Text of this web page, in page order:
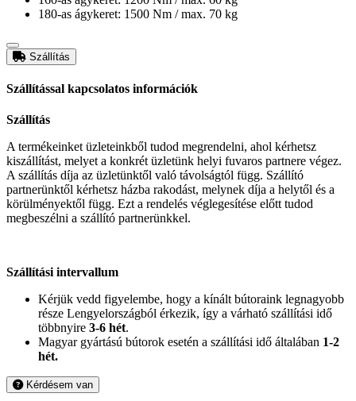
180-as ágykeret: 1500 Nm / max. 70 kg
Szállítás
Szállítással kapcsolatos információk
Szállítás
A termékeinket üzleteinkből tudod megrendelni, ahol kérhetsz
kiszállítást, melyet a konkrét üzletünk helyi fuvaros partnere végez.
A szállítás díja az üzletünktől való távolságtól függ. Szállító
partnerünktől kérhetsz házba rakodást, melynek díja a helytől és a
körülményektől függ. Ezt a rendelés véglegesítése előtt tudod
megbeszélni a szállító partnerünkkel.
Szállítási intervallum
Kérjük vedd figyelembe, hogy a kínált bútoraink legnagyobb
része Lengyelországból érkezik, így a várható szállítási idő
többnyire 3-6 hét.
Magyar gyártású bútorok esetén a szállítási idő általában 1-2
hét.
Kérdésem van